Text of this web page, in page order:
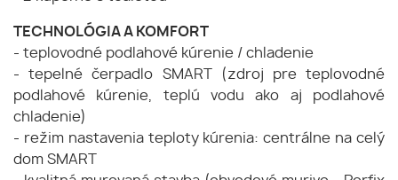
TECHNOLÓGIA A KOMFORT
- teplovodné podlahové kúrenie / chladenie
- tepelné čerpadlo SMART (zdroj pre teplovodné
podlahové kúrenie, teplú vodu ako aj podlahové
chladenie)
- režim nastavenia teploty kúrenia: centrálne na celý
dom SMART